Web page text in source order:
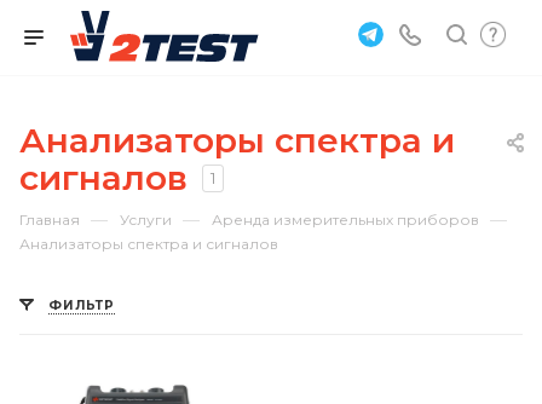
Анализаторы спектра и
сигналов
1
Главная — Услуги — Аренда измерительных приборов —
Анализаторы спектра и сигналов
ФИЛЬТР